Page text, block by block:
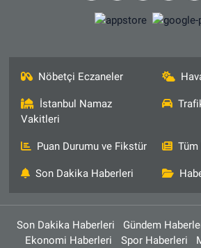
Nöbetçi Eczaneler
İstanbul Namaz
Vakitleri
Puan Durumu ve Fikstür
Son Dakika Haberleri
Son Dakika Haberleri Gündem
Ekonomi Haberleri
Spor Haberleri